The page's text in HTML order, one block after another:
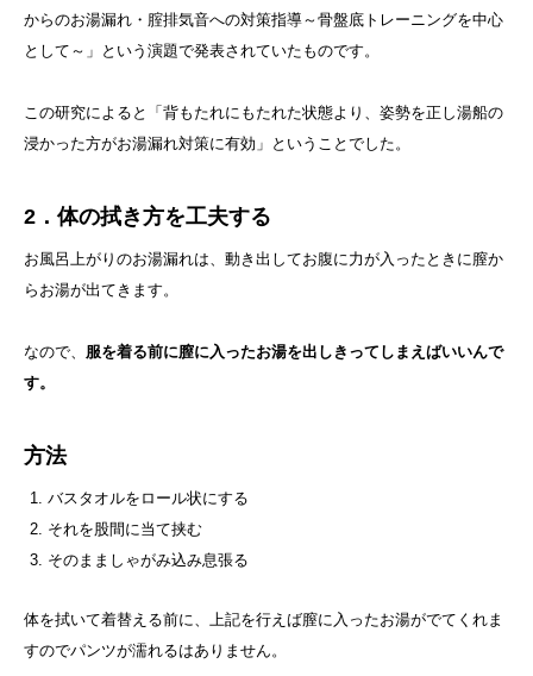
からのお湯漏れ・腟排気音への対策指導～骨盤底トレーニングを中心
として～」という演題で発表されていたものです。
この研究によると「背もたれにもたれた状態より、姿勢を正し湯船の
浸かった方がお湯漏れ対策に有効」ということでした。
2．体の拭き方を工夫する
お風呂上がりのお湯漏れは、動き出してお腹に力が入ったときに膣か
らお湯が出てきます。
なので、 服を着る前に膣に入ったお湯を出しきってしまえばいいんで
す。
方法
バスタオルをロール状にする
それを股間に当て挟む
そのまましゃがみ込み息張る
体を拭いて着替える前に、上記を行えば膣に入ったお湯がでてくれま
すのでパンツが濡れるはありません。